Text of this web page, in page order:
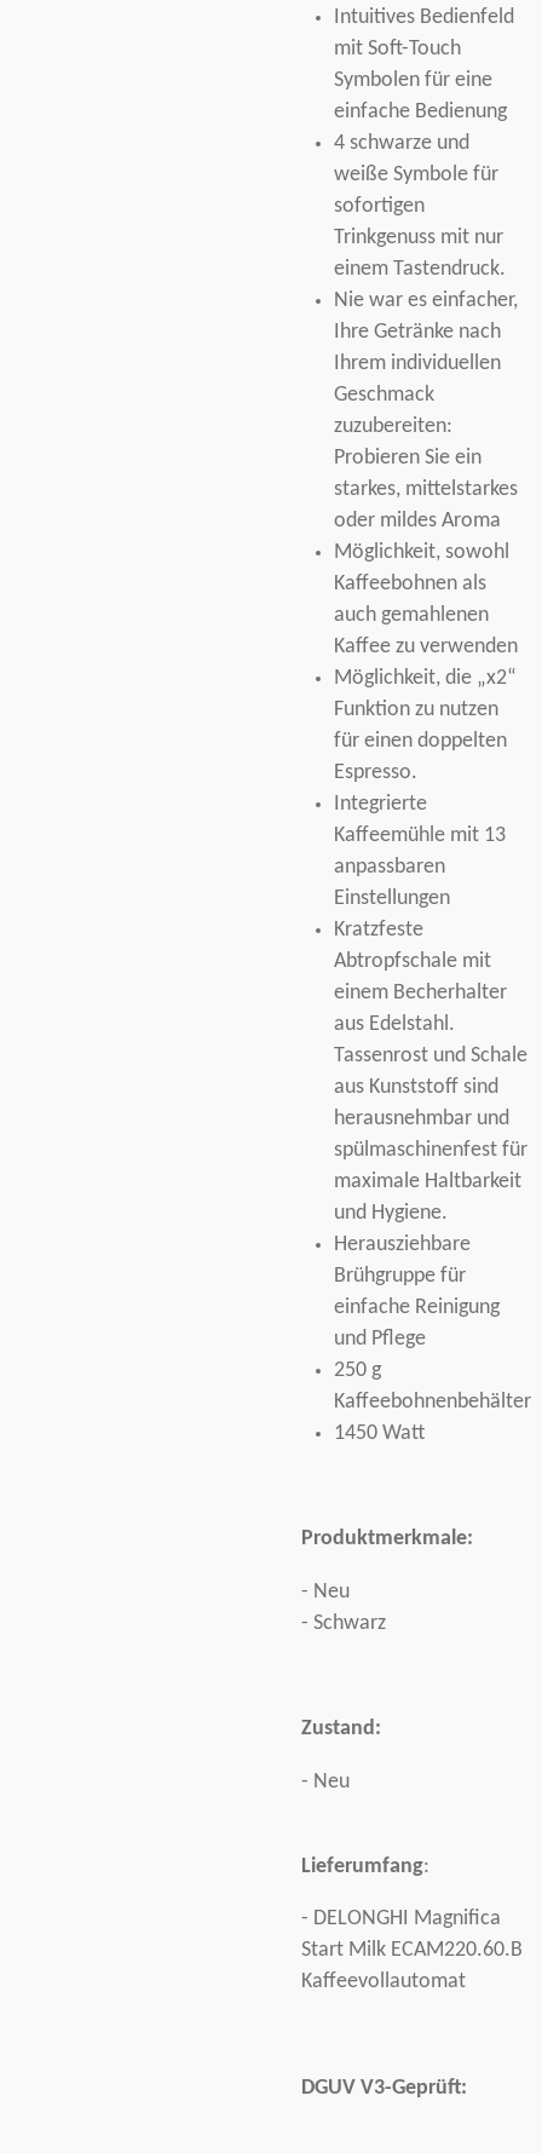
Intuitives Bedienfeld
mit Soft-Touch
Symbolen für eine
einfache Bedienung
4 schwarze und
weiße Symbole für
sofortigen
Trinkgenuss mit nur
einem Tastendruck.
Nie war es einfacher,
Ihre Getränke nach
Ihrem individuellen
Geschmack
zuzubereiten:
Probieren Sie ein
starkes, mittelstarkes
oder mildes Aroma
Möglichkeit, sowohl
Kaffeebohnen als
auch gemahlenen
Kaffee zu verwenden
Möglichkeit, die „x2“
Funktion zu nutzen
für einen doppelten
Espresso.
Integrierte
Kaffeemühle mit 13
anpassbaren
Einstellungen
Kratzfeste
Abtropfschale mit
einem Becherhalter
aus Edelstahl.
Tassenrost und Schale
aus Kunststoff sind
herausnehmbar und
spülmaschinenfest für
maximale Haltbarkeit
und Hygiene.
Herausziehbare
Brühgruppe für
einfache Reinigung
und Pflege
250 g
Kaffeebohnenbehälter
1450 Watt
Produktmerkmale:
- Neu
- Schwarz
Zustand:
- Neu
Lieferumfang:
- DELONGHI Magnifica
Start Milk ECAM220.60.B
Kaffeevollautomat
DGUV V3-Geprüft: